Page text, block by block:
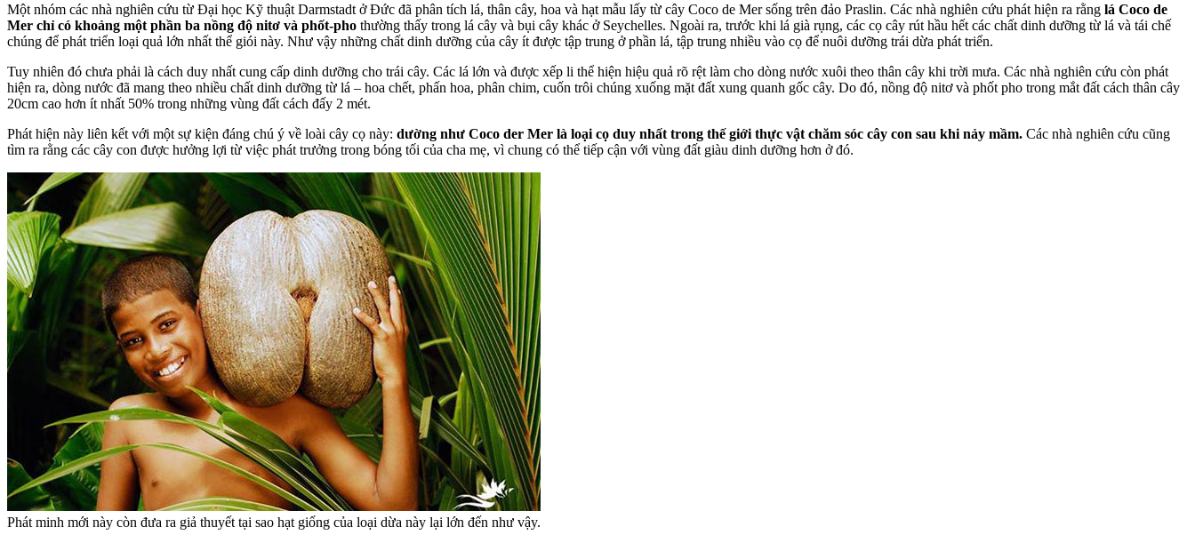
Một nhóm các nhà nghiên cứu từ Đại học Kỹ thuật Darmstadt ở Đức đã phân tích lá, thân cây, hoa và hạt mẫu lấy từ cây Coco de Mer sống trên đảo Praslin. Các nhà nghiên cứu phát hiện ra rằng lá Coco de
Mer chỉ có khoảng một phần ba nồng độ nitơ và phốt-pho thường thấy trong lá cây và bụi cây khác ở Seychelles. Ngoài ra, trước khi lá già rụng, các cọ cây rút hầu hết các chất dinh dưỡng từ lá và tái chế
chúng để phát triển loại quả lớn nhất thể giói này. Như vậy những chất dinh dưỡng của cây ít được tập trung ở phần lá, tập trung nhiều vào cọ để nuôi dưỡng trái dừa phát triển.
Tuy nhiên đó chưa phải là cách duy nhất cung cấp dinh dưỡng cho trái cây. Các lá lớn và được xếp li thể hiện hiệu quả rõ rệt làm cho dòng nước xuôi theo thân cây khi trời mưa. Các nhà nghiên cứu còn phát
hiện ra, dòng nước đã mang theo nhiều chất dinh dưỡng từ lá – hoa chết, phấn hoa, phân chim, cuốn trôi chúng xuống mặt đất xung quanh gốc cây. Do đó, nồng độ nitơ và phốt pho trong mắt đất cách thân cây
20cm cao hơn ít nhất 50% trong những vùng đất cách đấy 2 mét.
Phát hiện này liên kết với một sự kiện đáng chú ý về loài cây cọ này: dường như Coco der Mer là loại cọ duy nhất trong thế giới thực vật chăm sóc cây con sau khi nảy mầm. Các nhà nghiên cứu cũng
tìm ra rằng các cây con được hưởng lợi từ việc phát trưởng trong bóng tối của cha mẹ, vì chung có thể tiếp cận với vùng đất giàu dinh dưỡng hơn ở đó.
Phát minh mới này còn đưa ra giả thuyết tại sao hạt giống của loại dừa này lại lớn đến như vậy.